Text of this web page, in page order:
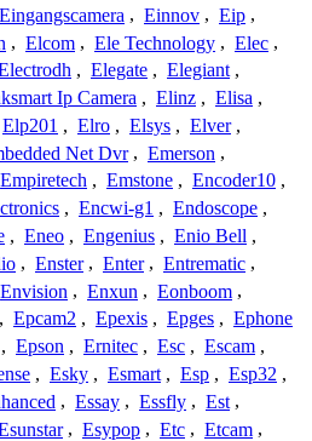
Eingangscamera , Einnov , Eip ,
, Elcom , Ele Technology , Elec ,
, Elegate , Elegiant ,
Ip Camera , Elinz , Elisa ,
Elp201 , Elro , Elsys , Elver ,
Net Dvr , Emerson ,
Empiretech , Emstone , Encoder10 ,
, Encwi-g1 , Endoscope ,
, Eneo , Engenius , Enio Bell ,
, Enster , Enter , Entrematic ,
Envision , Enxun , Eonboom ,
, Epcam2 , Epexis , Epges , Ephone
, Epson , Ernitec , Esc , Escam ,
, Esky , Esmart , Esp , Esp32 ,
, Essay , Essfly , Est ,
, Esypop , Etc , Etcam ,